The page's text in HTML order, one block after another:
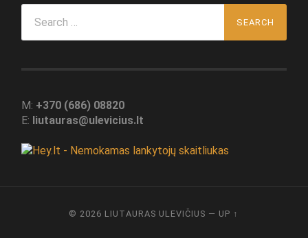
for:
M: +370 (686) 08820
E: liutauras@ulevicius.lt
© 2026 LIUTAURAS ULEVIČIUS — UP ↑